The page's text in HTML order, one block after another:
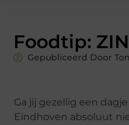
Foodtip:
Gepubliceerd Door
Ga jij gezellig een
Eindhoven absoluut